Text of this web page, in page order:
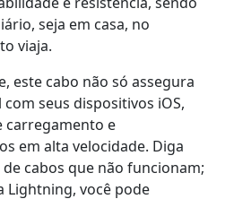
seja em casa, no
viaja.
este cabo não só assegura
seus dispositivos iOS,
carregamento e
em alta velocidade. Diga
cabos que não funcionam;
Lightning, você pode